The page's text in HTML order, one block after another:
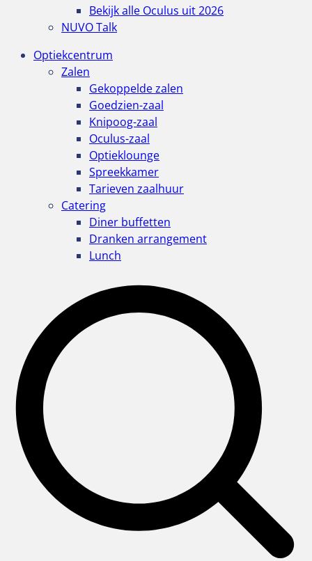
Bekijk alle Oculus uit 2026
NUVO Talk
Optiekcentrum
Zalen
Gekoppelde zalen
Goedzien-zaal
Knipoog-zaal
Oculus-zaal
Optieklounge
Spreekkamer
Tarieven zaalhuur
Catering
Diner buffetten
Dranken arrangement
Lunch